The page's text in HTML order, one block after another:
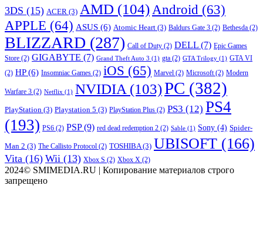
3DS (15) ACER (3) AMD (104) Android (63)
APPLE (64) ASUS (6) Atomic Heart (3) Baldurs Gate 3 (2) Bethesda (2)
BLIZZARD (287) Call of Duty (2) DELL (7) Epic Games
Store (2) GIGABYTE (7) Grand Theft Auto 3 (1) gta (2) GTA Trilogy (1) GTA VI
(2) HP(6) Insomniac Games (2) iOS (65) Marvel (2) Microsoft (2) Modern
Warfare 3 (2) Netflix (1) NVIDIA (103)PC (382)
PlayStation (3) Playstation 5 (3) PlayStation Plus (2) PS3 (12) PS4
(193) PS6 (2) PSP(9) red dead redemption 2 (2) Sable (1) Sony (4) Spider-
Man 2 (3) The Callisto Protocol (2) TOSHIBA (3) UBISOFT (166)
Vita (16) Wii (13) Xbox S (2) Xbox X (2)
2024© SMIMEDIA.RU | Копирование материалов строго
запрещено